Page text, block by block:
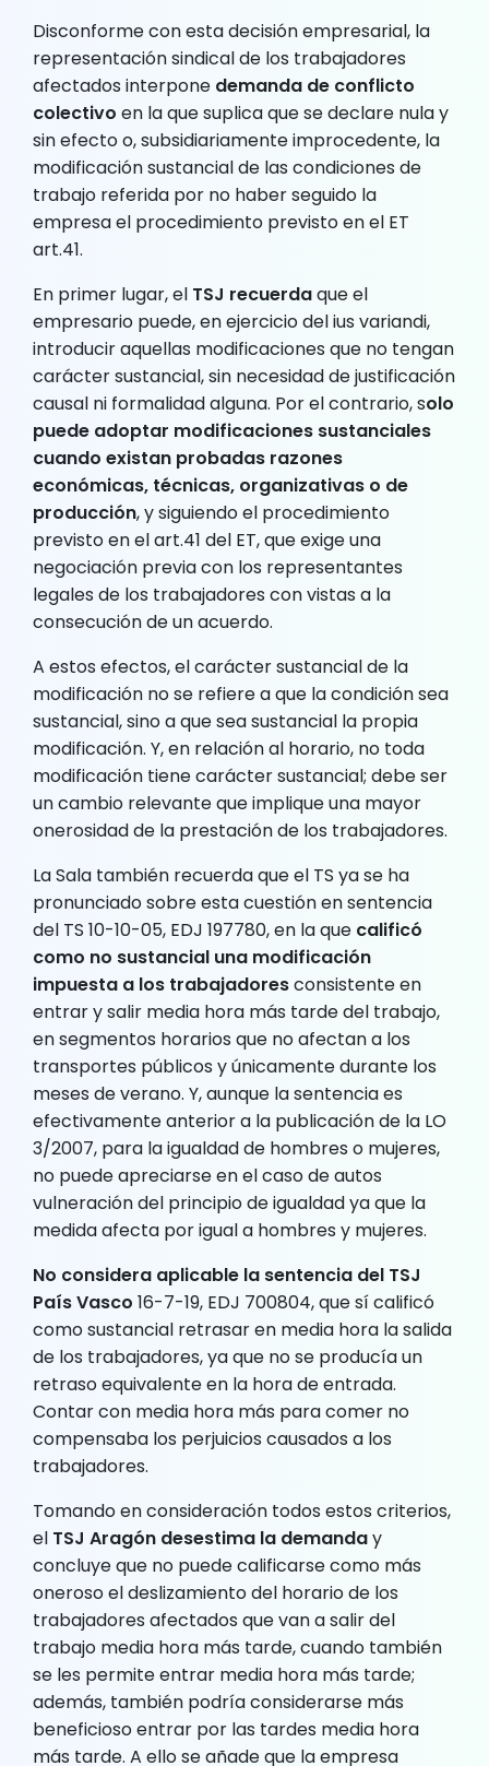
Disconforme con esta decisión empresarial, la
representación sindical de los trabajadores
afectados interpone demanda de conflicto
colectivo en la que suplica que se declare nula y
sin efecto o, subsidiariamente improcedente, la
modificación sustancial de las condiciones de
trabajo referida por no haber seguido la
empresa el procedimiento previsto en el ET
art.41.
En primer lugar, el TSJ recuerdaque el
empresario puede, en ejercicio del ius variandi,
introducir aquellas modificaciones que no tengan
carácter sustancial, sin necesidad de justificación
causal ni formalidad alguna. Por el contrario, solo
puede adoptar modificaciones sustanciales
cuando existan probadas razones
económicas, técnicas, organizativas o de
producción, y siguiendo el procedimiento
previsto en el art.41 del ET, que exige una
negociación previa con los representantes
legales de los trabajadores con vistas a la
consecución de un acuerdo.
A estos efectos, el carácter sustancial de la
modificación no se refiere a que la condición sea
sustancial, sino a que sea sustancial la propia
modificación. Y, en relación al horario, no toda
modificación tiene carácter sustancial; debe ser
un cambio relevante que implique una mayor
onerosidad de la prestación de los trabajadores.
La Sala también recuerda que el TS ya se ha
pronunciado sobre esta cuestión en sentencia
del TS 10-10-05, EDJ 197780, en la que calificó
como no sustancial una modificación
impuesta a los trabajadoresconsistente en
entrar y salir media hora más tarde del trabajo,
en segmentos horarios que no afectan a los
transportes públicos y únicamente durante los
meses de verano. Y, aunque la sentencia es
efectivamente anterior a la publicación de la LO
3/2007, para la igualdad de hombres o mujeres,
no puede apreciarse en el caso de autos
vulneración del principio de igualdad ya que la
medida afecta por igual a hombres y mujeres.
No considera aplicable la sentencia del TSJ
País Vasco 16-7-19, EDJ 700804, que sí calificó
como sustancial retrasar en media hora la salida
de los trabajadores, ya que no se producía un
retraso equivalente en la hora de entrada.
Contar con media hora más para comer no
compensaba los perjuicios causados a los
trabajadores.
Tomando en consideración todos estos criterios,
el TSJ Aragón desestima la demanday
concluye que no puede calificarse como más
oneroso el deslizamiento del horario de los
trabajadores afectados que van a salir del
trabajo media hora más tarde, cuando también
se les permite entrar media hora más tarde;
además, también podría considerarse más
beneficioso entrar por las tardes media hora
más tarde. A ello se añade que la empresa